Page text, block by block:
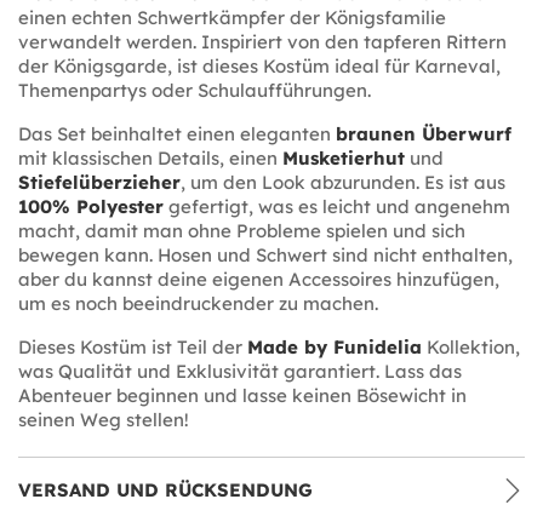
einen echten Schwertkämpfer der Königsfamilie
verwandelt werden. Inspiriert von den tapferen Rittern
der Königsgarde, ist dieses Kostüm ideal für Karneval,
Themenpartys oder Schulaufführungen.
Das Set beinhaltet einen eleganten braunen Überwurf
mit klassischen Details, einen Musketierhut und
Stiefelüberzieher, um den Look abzurunden. Es ist aus
100% Polyester gefertigt, was es leicht und angenehm
macht, damit man ohne Probleme spielen und sich
bewegen kann. Hosen und Schwert sind nicht enthalten,
aber du kannst deine eigenen Accessoires hinzufügen,
um es noch beeindruckender zu machen.
Dieses Kostüm ist Teil der Made by Funidelia Kollektion,
was Qualität und Exklusivität garantiert. Lass das
Abenteuer beginnen und lasse keinen Bösewicht in
seinen Weg stellen!
VERSAND UND RÜCKSENDUNG